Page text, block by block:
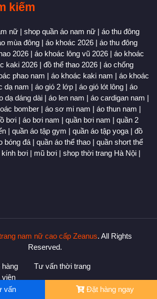
kiếm
nữ | shop quần áo nam nữ | áo thu đông
mùa đông | áo khoác 2026 | áo thu đông
2026 | áo khoác lông vũ 2026 | áo khoác
kaki 2026 | đồ thể thao 2026 | áo chống
phao nam | áo khoác kaki nam | áo khoác
dạ nam | áo gió 2 lớp | áo gió lót lông | áo
dạ dáng dài | áo len nam | áo cardigan nam |
bomber | áo sơ mi nam | áo thun nam |
bơi | áo bơi nam | quần bơi nam | quần 2
| quần áo tập gym | quần áo tập yoga | đồ
bóng đá | quần áo thể thao | quần short thể
kính bơi | mũ bơi | shop thời trang Hà Nội |
nam nữ cao cấp Zeanus. All Rights
Reserved.
hàng
Tư vấn thời trang
viên
vấn
Đặt hàng ngay